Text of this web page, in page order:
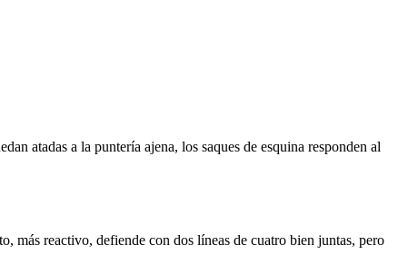
atadas a la puntería ajena, los saques de esquina responden al
más reactivo, defiende con dos líneas de cuatro bien juntas, pero